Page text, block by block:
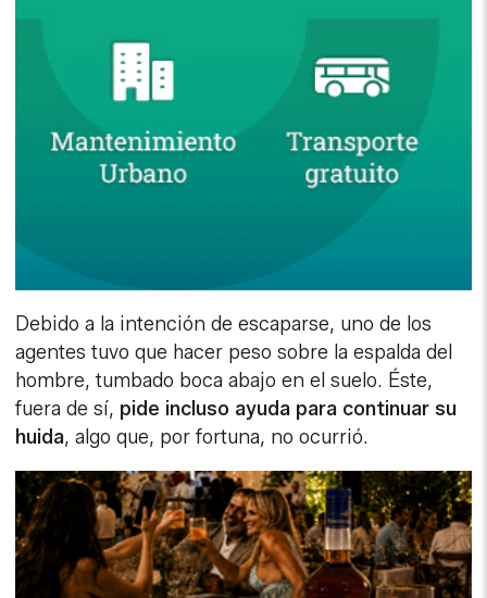
Debido a la intención de escaparse, uno de los
agentes tuvo que hacer peso sobre la espalda del
hombre, tumbado boca abajo en el suelo. Éste,
fuera de sí, pide incluso ayuda para continuar su
huida, algo que, por fortuna, no ocurrió.